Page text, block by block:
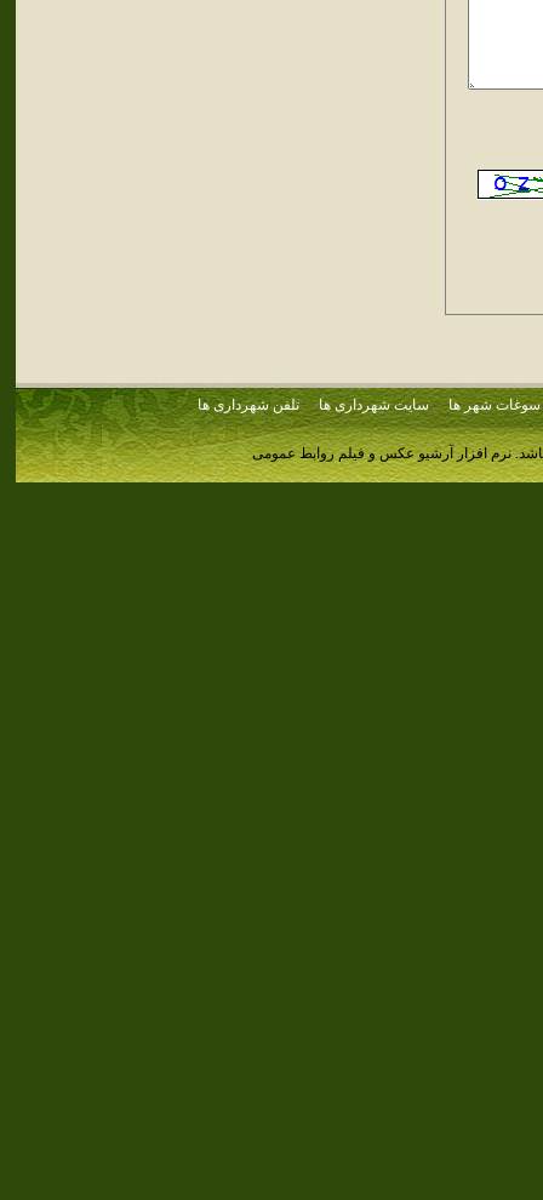
سوغات شهر ها سایت شهرداری ها تلفن شهرداری ها
نرم افزار آرشیو عکس و فیلم روابط عمومی